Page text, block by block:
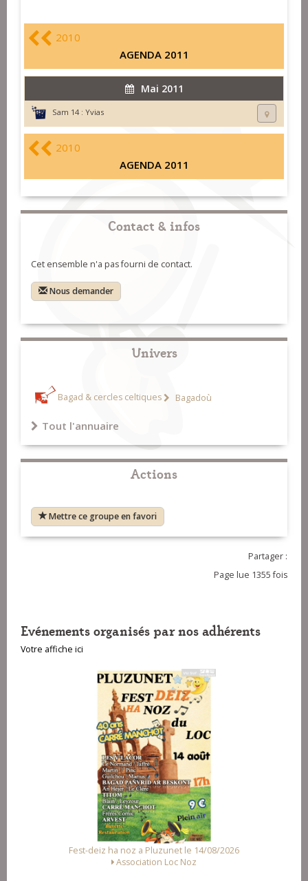
2010
AGENDA 2011
Mai 2011
Sam 14 : Yvias
2010
AGENDA 2011
Contact & infos
Cet ensemble n'a pas fourni de contact.
Nous demander
Univers
Bagad & cercles celtiques Bagadoù
Tout l'annuaire
Actions
Mettre ce groupe en favori
Partager :
Page lue 1355 fois
Evénements organisés par nos adhérents
Votre affiche ici
le 14/08/2026
Fest Noz a Arzal le 15/08/2026
Alliance des Associations d'Arzal